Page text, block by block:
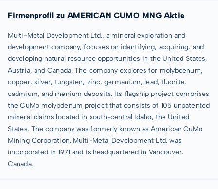
Firmenprofil zu AMERICAN CUMO MNG Aktie
Multi-Metal Development Ltd., a mineral exploration and
development company, focuses on identifying, acquiring, and
developing natural resource opportunities in the United States,
Austria, and Canada. The company explores for molybdenum,
copper, silver, tungsten, zinc, germanium, lead, fluorite,
cadmium, and rhenium deposits. Its flagship project comprises
the CuMo molybdenum project that consists of 105 unpatented
mineral claims located in south-central Idaho, the United
States. The company was formerly known as American CuMo
Mining Corporation. Multi-Metal Development Ltd. was
incorporated in 1971 and is headquartered in Vancouver,
Canada.